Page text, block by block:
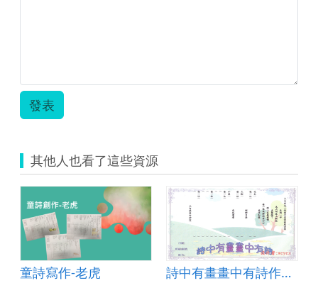
發表
其他人也看了這些資源
童詩寫作-老虎 詩中有畫畫中有詩作文學習單